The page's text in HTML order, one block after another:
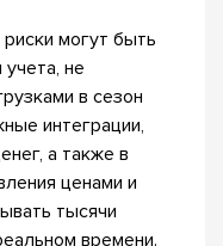
могут быть
не
в сезон
интеграции,
а также в
ценами и
тысячи
времени.